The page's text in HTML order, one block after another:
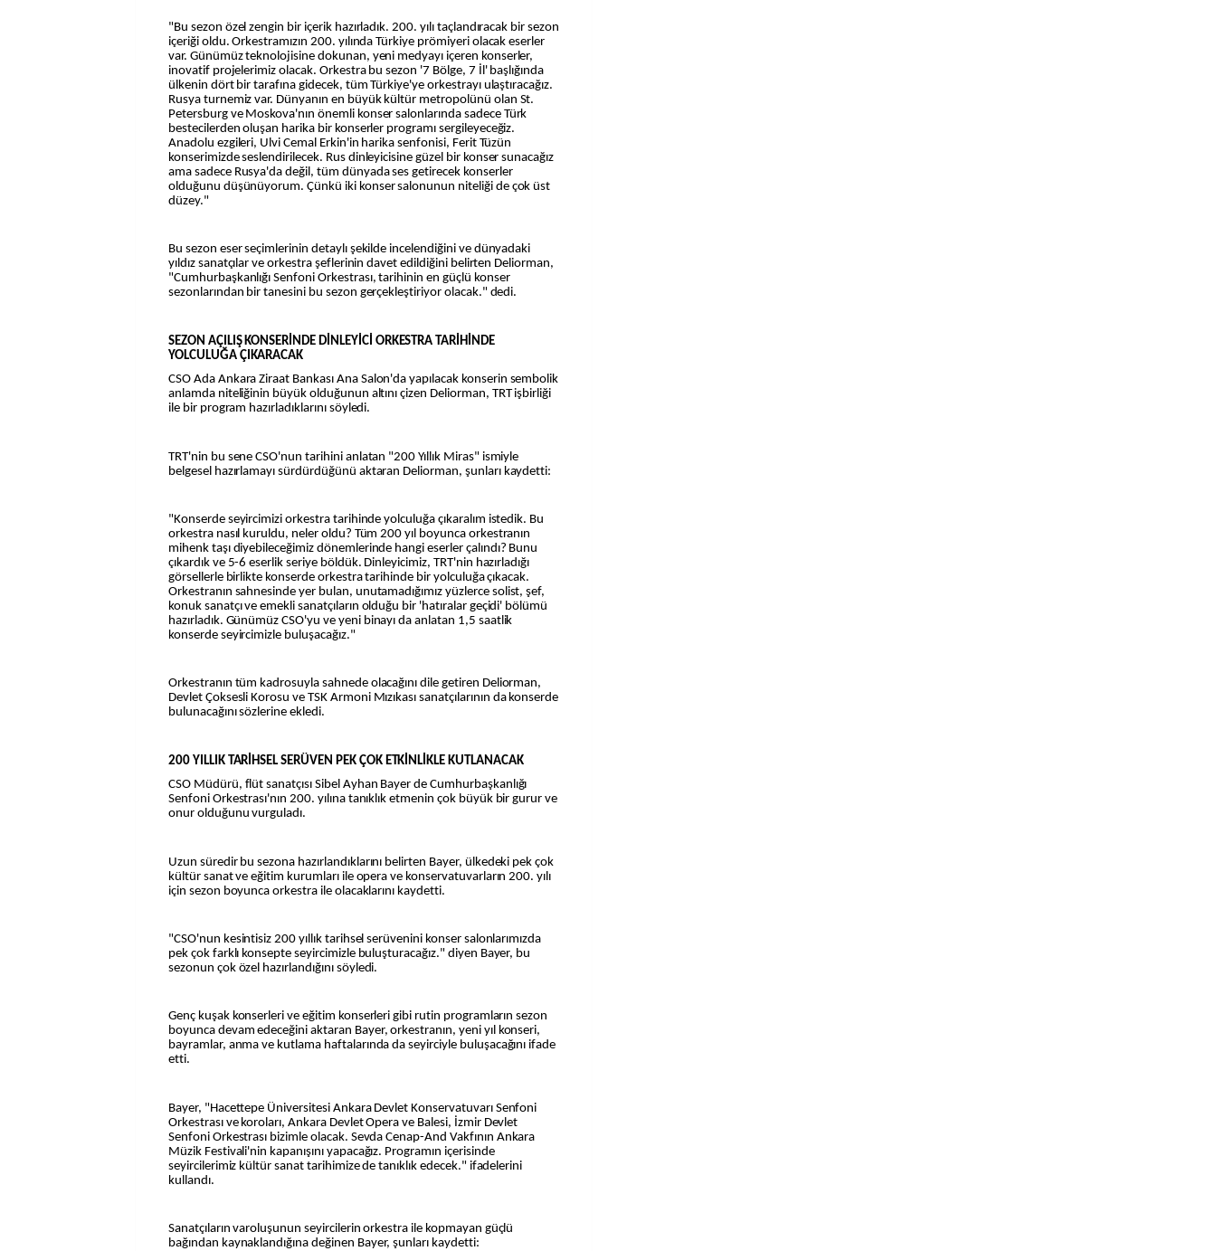
"Bu sezon özel zengin bir içerik hazırladık. 200. yılı taçlandıracak bir sezon
içeriği oldu. Orkestramızın 200. yılında Türkiye prömiyeri olacak eserler
var. Günümüz teknolojisine dokunan, yeni medyayı içeren konserler,
inovatif projelerimiz olacak. Orkestra bu sezon '7 Bölge, 7 İl' başlığında
ülkenin dört bir tarafına gidecek, tüm Türkiye'ye orkestrayı ulaştıracağız.
Rusya turnemiz var. Dünyanın en büyük kültür metropolünü olan St.
Petersburg ve Moskova'nın önemli konser salonlarında sadece Türk
bestecilerden oluşan harika bir konserler programı sergileyeceğiz.
Anadolu ezgileri, Ulvi Cemal Erkin'in harika senfonisi, Ferit Tüzün
konserimizde seslendirilecek. Rus dinleyicisine güzel bir konser sunacağız
ama sadece Rusya'da değil, tüm dünyada ses getirecek konserler
olduğunu düşünüyorum. Çünkü iki konser salonunun niteliği de çok üst
düzey."
Bu sezon eser seçimlerinin detaylı şekilde incelendiğini ve dünyadaki
yıldız sanatçılar ve orkestra şeflerinin davet edildiğini belirten Deliorman,
"Cumhurbaşkanlığı Senfoni Orkestrası, tarihinin en güçlü konser
sezonlarından bir tanesini bu sezon gerçekleştiriyor olacak." dedi.
SEZON AÇILIŞ KONSERİNDE DİNLEYİCİ ORKESTRA TARİHİNDE
YOLCULUĞA ÇIKARACAK
CSO Ada Ankara Ziraat Bankası Ana Salon'da yapılacak konserin sembolik
anlamda niteliğinin büyük olduğunun altını çizen Deliorman, TRT işbirliği
ile bir program hazırladıklarını söyledi.
TRT'nin bu sene CSO'nun tarihini anlatan "200 Yıllık Miras" ismiyle
belgesel hazırlamayı sürdürdüğünü aktaran Deliorman, şunları kaydetti:
"Konserde seyircimizi orkestra tarihinde yolculuğa çıkaralım istedik. Bu
orkestra nasıl kuruldu, neler oldu? Tüm 200 yıl boyunca orkestranın
mihenk taşı diyebileceğimiz dönemlerinde hangi eserler çalındı? Bunu
çıkardık ve 5-6 eserlik seriye böldük. Dinleyicimiz, TRT'nin hazırladığı
görsellerle birlikte konserde orkestra tarihinde bir yolculuğa çıkacak.
Orkestranın sahnesinde yer bulan, unutamadığımız yüzlerce solist, şef,
konuk sanatçı ve emekli sanatçıların olduğu bir 'hatıralar geçidi' bölümü
hazırladık. Günümüz CSO'yu ve yeni binayı da anlatan 1,5 saatlik
konserde seyircimizle buluşacağız."
Orkestranın tüm kadrosuyla sahnede olacağını dile getiren Deliorman,
Devlet Çoksesli Korosu ve TSK Armoni Mızıkası sanatçılarının da konserde
bulunacağını sözlerine ekledi.
200 YILLIK TARİHSEL SERÜVEN PEK ÇOK ETKİNLİKLE KUTLANACAK
CSO Müdürü, flüt sanatçısı Sibel Ayhan Bayer de Cumhurbaşkanlığı
Senfoni Orkestrası'nın 200. yılına tanıklık etmenin çok büyük bir gurur ve
onur olduğunu vurguladı.
Uzun süredir bu sezona hazırlandıklarını belirten Bayer, ülkedeki pek çok
kültür sanat ve eğitim kurumları ile opera ve konservatuvarların 200. yılı
için sezon boyunca orkestra ile olacaklarını kaydetti.
"CSO'nun kesintisiz 200 yıllık tarihsel serüvenini konser salonlarımızda
pek çok farklı konsepte seyircimizle buluşturacağız." diyen Bayer, bu
sezonun çok özel hazırlandığını söyledi.
Genç kuşak konserleri ve eğitim konserleri gibi rutin programların sezon
boyunca devam edeceğini aktaran Bayer, orkestranın, yeni yıl konseri,
bayramlar, anma ve kutlama haftalarında da seyirciyle buluşacağını ifade
etti.
Bayer, "Hacettepe Üniversitesi Ankara Devlet Konservatuvarı Senfoni
Orkestrası ve koroları, Ankara Devlet Opera ve Balesi, İzmir Devlet
Senfoni Orkestrası bizimle olacak. Sevda Cenap-And Vakfının Ankara
Müzik Festivali'nin kapanışını yapacağız. Programın içerisinde
seyircilerimiz kültür sanat tarihimize de tanıklık edecek." ifadelerini
kullandı.
Sanatçıların varoluşunun seyircilerin orkestra ile kopmayan güçlü
bağından kaynaklandığına değinen Bayer, şunları kaydetti: